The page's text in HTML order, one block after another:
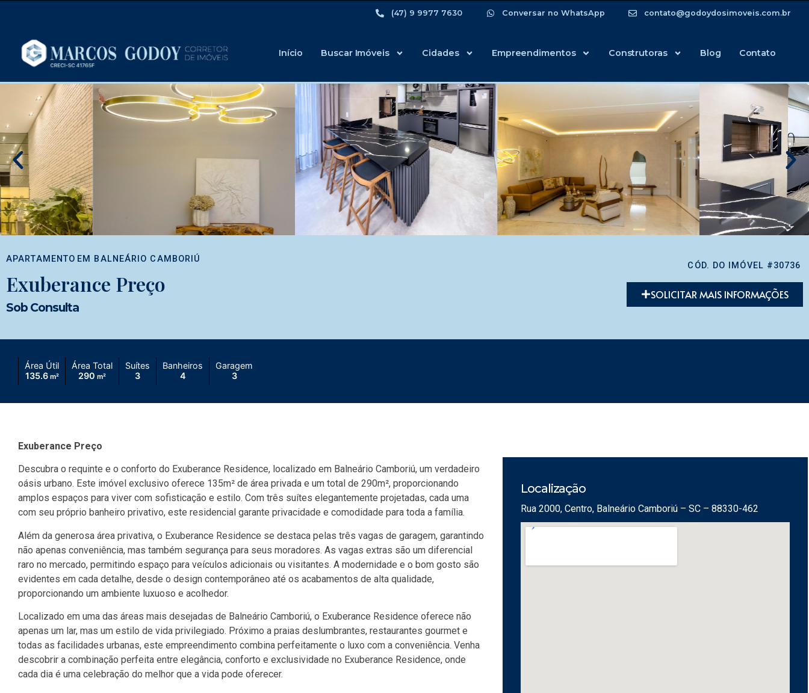
(47) 9 9977 7630 Conversar no WhatsApp contato@godoydosimoveis.com.br
Início Buscar Imóveis Cidades Empreendimentos Construtoras Blog Contato
APARTAMENTO EM BALNEÁRIO CAMBORIÚ
Exuberance Preço
Sob Consulta
CÓD. DO IMÓVEL #30736
SOLICITAR MAIS INFORMAÇÕES
Área Útil
135.6m²
Área Total
290 m²
Suítes
3
Banheiros
4
Garagem
3
Exuberance Preço
Descubra o requinte e o conforto do Exuberance Residence, localizado em Balneário Camboriú, um verdadeiro
oásis urbano. Este imóvel exclusivo oferece 135m² de área privada e um total de 290m², proporcionando
amplos espaços para viver com sofisticação e estilo. Com três suítes elegantemente projetadas, cada uma
com seu próprio banheiro privativo, este residencial garante privacidade e comodidade para toda a família.
Além da generosa área privativa, o Exuberance Residence se destaca pelas três vagas de garagem, garantindo
não apenas conveniência, mas também segurança para seus moradores. As vagas extras são um diferencial
raro no mercado, permitindo espaço para veículos adicionais ou visitantes. A modernidade e o bom gosto são
evidentes em cada detalhe, desde o design contemporâneo até os acabamentos de alta qualidade,
proporcionando um ambiente luxuoso e acolhedor.
Localizado em uma das áreas mais desejadas de Balneário Camboriú, o Exuberance Residence oferece não
apenas um lar, mas um estilo de vida privilegiado. Próximo a praias deslumbrantes, restaurantes gourmet e
todas as facilidades urbanas, este empreendimento combina perfeitamente o luxo com a conveniência. Venha
descobrir a combinação perfeita entre elegância, conforto e exclusividade no Exuberance Residence, onde
cada dia é uma celebração do melhor que a vida pode oferecer.
Localização
Rua 2000, Centro, Balneário Camboriú – SC – 88330-462